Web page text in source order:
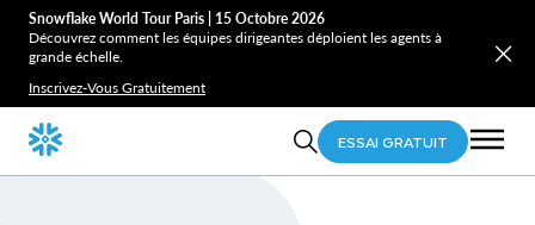
Snowflake World Tour Paris | 15 Octobre 2026
Découvrez comment les équipes dirigeantes déploient les agents à
grande échelle.
Inscrivez-Vous Gratuitement
ESSAI GRATUIT